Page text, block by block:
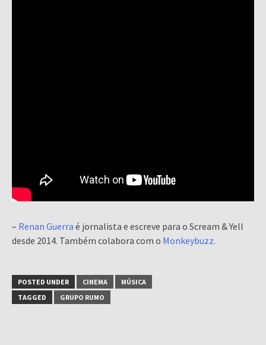
– Renan Guerra é jornalista e escreve para o Scream & Yell
desde 2014. Também colabora com o Monkeybuzz.
POSTED UNDER CINEMA
MÚSICA
TAGGED
GRUPO RUMO